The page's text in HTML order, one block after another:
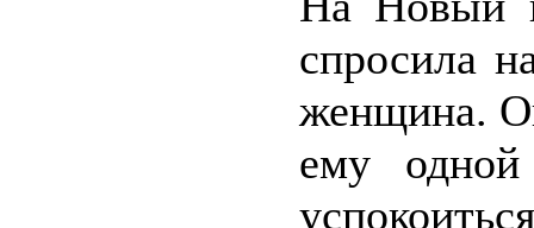
спросила
женщина.
ему